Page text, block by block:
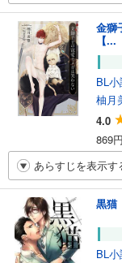
金獅
【...
BL
柚月
4.0
869
あらすじを表示す
黒猫
BL